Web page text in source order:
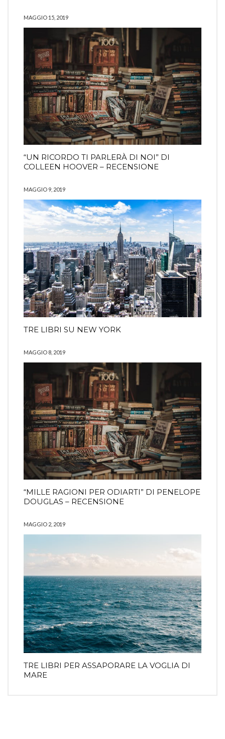
MAGGIO 15, 2019
“UN RICORDO TI PARLERÀ DI NOI” DI
COLLEEN HOOVER – RECENSIONE
MAGGIO 9, 2019
TRE LIBRI SU NEW YORK
MAGGIO 8, 2019
“MILLE RAGIONI PER ODIARTI” DI PENELOPE
DOUGLAS – RECENSIONE
MAGGIO 2, 2019
TRE LIBRI PER ASSAPORARE LA VOGLIA DI
MARE